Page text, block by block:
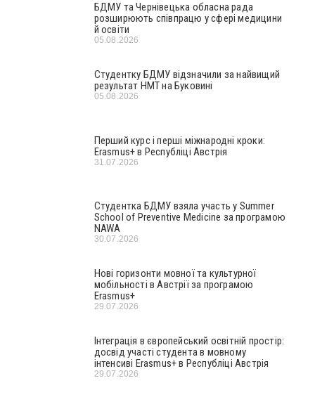
БДМУ та Чернівецька обласна рада
розширюють співпрацю у сфері медицини
й освіти
05.08.2026
Студентку БДМУ відзначили за найвищий
результат НМТ на Буковині
05.08.2026
Перший курс і перші міжнародні кроки:
Erasmus+ в Республіці Австрія
31.07.2026
Студентка БДМУ взяла участь у Summer
School of Preventive Medicine за програмою
NAWA
30.07.2026
Нові горизонти мовної та культурної
мобільності в Австрії за програмою
Erasmus+
29.07.2026
Інтеграція в європейський освітній простір:
досвід участі студента в мовному
інтенсиві Erasmus+ в Республіці Австрія
29.07.2026